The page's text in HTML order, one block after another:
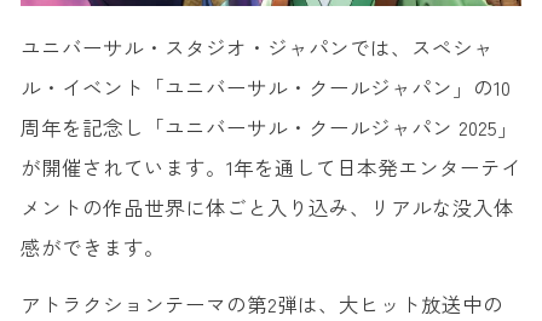
ユニバーサル・スタジオ・ジャパンでは、スペシャ
ル・イベント「ユニバーサル・クールジャパン」の10
周年を記念し「ユニバーサル・クールジャパン 2025」
が開催されています。1年を通して日本発エンターテイ
メントの作品世界に体ごと入り込み、リアルな没入体
感ができます。
アトラクションテーマの第2弾は、大ヒット放送中の